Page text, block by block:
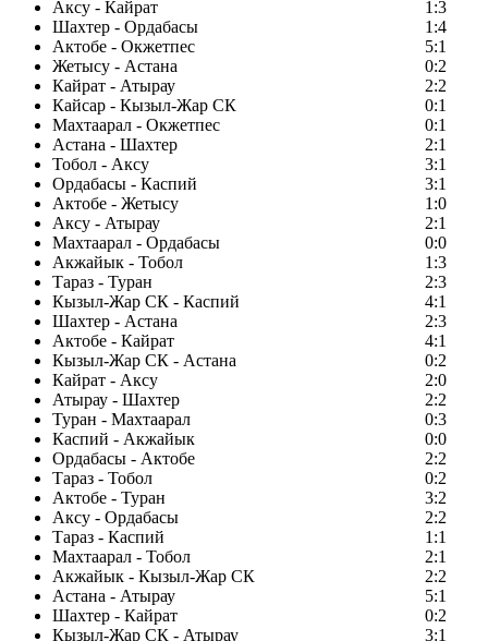
Аксу - Кайрат
1:3
Шахтер - Ордабасы
1:4
Актобе - Окжетпес
5:1
Жетысу - Астана
0:2
Кайрат - Атырау
2:2
Кайсар - Кызыл-Жар СК
0:1
Махтаарал - Окжетпес
0:1
Астана - Шахтер
2:1
Тобол - Аксу
3:1
Ордабасы - Каспий
3:1
Актобе - Жетысу
1:0
Аксу - Атырау
2:1
Махтаарал - Ордабасы
0:0
Акжайык - Тобол
1:3
Тараз - Туран
2:3
Кызыл-Жар СК - Каспий
4:1
Шахтер - Астана
2:3
Актобе - Кайрат
4:1
Кызыл-Жар СК - Астана
0:2
Кайрат - Аксу
2:0
Атырау - Шахтер
2:2
Туран - Махтаарал
0:3
Каспий - Акжайык
0:0
Ордабасы - Актобе
2:2
Тараз - Тобол
0:2
Актобе - Туран
3:2
Аксу - Ордабасы
2:2
Тараз - Каспий
1:1
Махтаарал - Тобол
2:1
Акжайык - Кызыл-Жар СК
2:2
Астана - Атырау
5:1
Шахтер - Кайрат
0:2
Кызыл-Жар СК - Атырау
3:1